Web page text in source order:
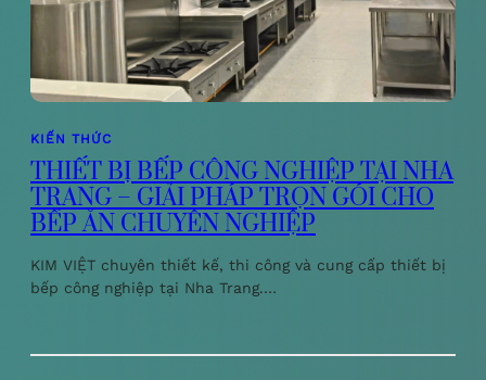
KIẾN THỨC
THIẾT BỊ BẾP CÔNG NGHIỆP TẠI NHA
TRANG – GIẢI PHÁP TRỌN GÓI CHO
BẾP ĂN CHUYÊN NGHIỆP
KIM VIỆT chuyên thiết kế, thi công và cung cấp thiết bị
bếp công nghiệp tại Nha Trang.…